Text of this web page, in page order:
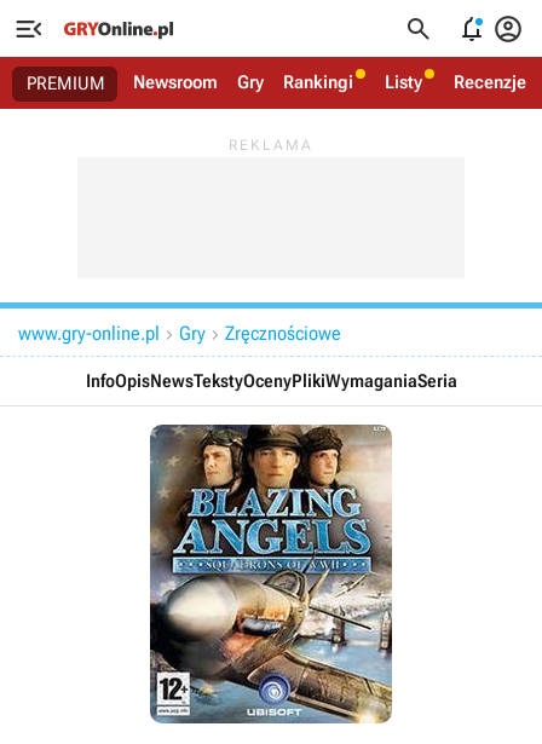
   
PREMIUM Newsroom Gry Rankingi Listy Recenzje
www.gry-online.pl  Gry  Zręcznościowe
InfoOpisNewsTekstyOcenyPlikiWymaganiaSeria